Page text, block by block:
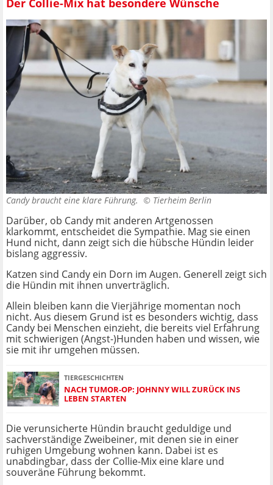
Der Collie-Mix hat besondere Wünsche
Candy braucht eine klare Führung. © Tierheim Berlin
Darüber, ob Candy mit anderen Artgenossen
klarkommt, entscheidet die Sympathie. Mag sie einen
Hund nicht, dann zeigt sich die hübsche Hündin leider
bislang aggressiv.
Katzen sind Candy ein Dorn im Augen. Generell zeigt sich
die Hündin mit ihnen unverträglich.
Allein bleiben kann die Vierjährige momentan noch
nicht. Aus diesem Grund ist es besonders wichtig, dass
Candy bei Menschen einzieht, die bereits viel Erfahrung
mit schwierigen (Angst-)Hunden haben und wissen, wie
sie mit ihr umgehen müssen.
TIERGESCHICHTEN
NACH TUMOR-OP: JOHNNY WILL ZURÜCK INS
LEBEN STARTEN
Die verunsicherte Hündin braucht geduldige und
sachverständige Zweibeiner, mit denen sie in einer
ruhigen Umgebung wohnen kann. Dabei ist es
unabdingbar, dass der Collie-Mix eine klare und
souveräne Führung bekommt.